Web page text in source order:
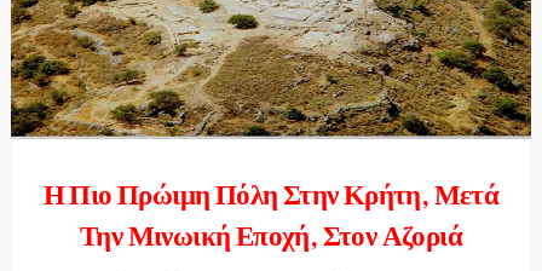
Η Πιο Πρώιμη Πόλη Στην Κρήτη, Μετά
Την Μινωική Εποχή, Στον Αζοριά